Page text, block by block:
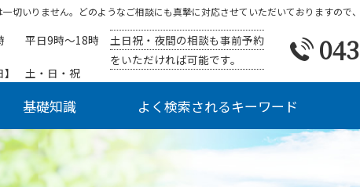
切いりません。どのようなご相談にも真摯に対応させていただいておりますので
平日9時～18時
土・日・祝
土日祝・夜間の相談も事前予約
をいただければ可能です。
基礎知識 よく検索されるキーワード